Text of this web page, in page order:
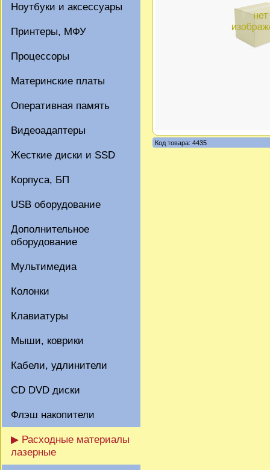
Ноутбуки и аксессуары
Принтеры, МФУ
Процессоры
Материнские платы
Оперативная память
Видеоадаптеры
Жесткие диски и SSD
Корпуса, БП
USB оборудование
Дополнительное
оборудование
Мультимедиа
Колонки
Клавиатуры
Мыши, коврики
Кабели, удлинители
CD DVD диски
Флэш накопители
▶ Расходные материалы
лазерные
Код товара: 4435